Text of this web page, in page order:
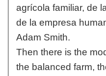
agrícola familiar, de
de la empresa
Adam Smith.
Then there is the
the balanced farm,